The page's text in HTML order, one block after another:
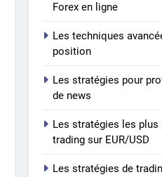
Forex en ligne
Les techniques
position
Les stratégies pour
de news
Les stratégies les
trading sur EUR/USD
Les stratégies de